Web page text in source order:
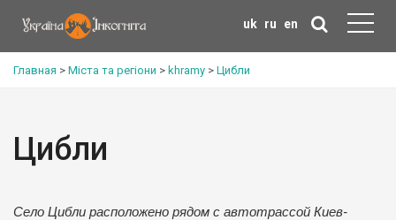
uk ru en
Главная > Міста та регіони > khramy > Цибли
Цибли
Село Цибли расположено рядом с автотрассой Киев-